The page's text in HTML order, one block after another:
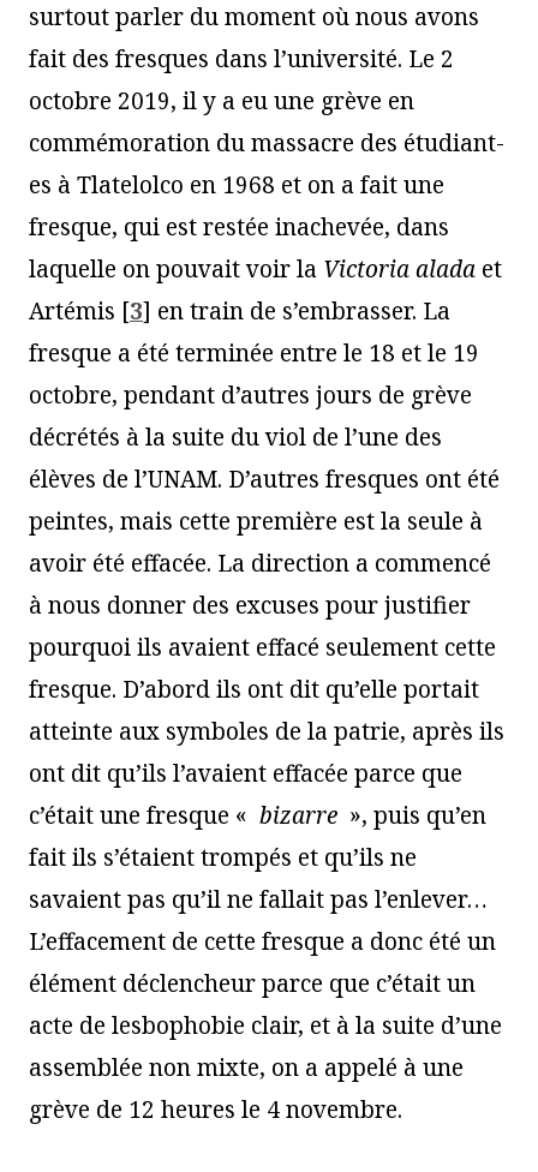
surtout parler du moment où nous avons
fait des fresques dans l’université. Le 2
octobre 2019, il y a eu une grève en
commémoration du massacre des étudiant-
es à Tlatelolco en 1968 et on a fait une
fresque, qui est restée inachevée, dans
laquelle on pouvait voir la Victoria alada et
Artémis [3] en train de s’embrasser. La
fresque a été terminée entre le 18 et le 19
octobre, pendant d’autres jours de grève
décrétés à la suite du viol de l’une des
élèves de l’UNAM. D’autres fresques ont été
peintes, mais cette première est la seule à
avoir été effacée. La direction a commencé
à nous donner des excuses pour justifier
pourquoi ils avaient effacé seulement cette
fresque. D’abord ils ont dit qu’elle portait
atteinte aux symboles de la patrie, après ils
ont dit qu’ils l’avaient effacée parce que
c’était une fresque « bizarre », puis qu’en
fait ils s’étaient trompés et qu’ils ne
savaient pas qu’il ne fallait pas l’enlever…
L’effacement de cette fresque a donc été un
élément déclencheur parce que c’était un
acte de lesbophobie clair, et à la suite d’une
assemblée non mixte, on a appelé à une
grève de 12 heures le 4 novembre.